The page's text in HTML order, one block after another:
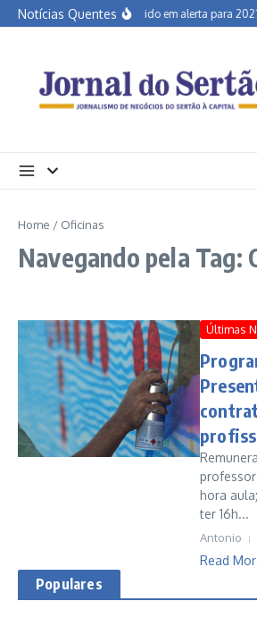
Ir para o conteúdo
Notícias QuentesSemiárido em alerta para 2027
Home / Oficinas
Navegando pela Tag:
Últimas
hora
ter 16h...
Antonio
Read
Populares